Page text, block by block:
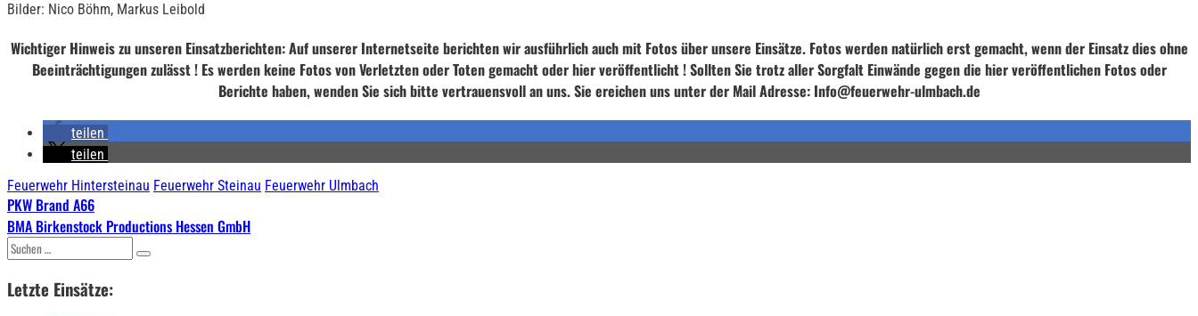
Bilder: Nico Böhm, Markus Leibold
Wichtiger Hinweis zu unseren Einsatzberichten: Auf unserer Internetseite berichten wir ausführlich auch mit Fotos über unsere Einsätze. Fotos werden natürlich erst gemacht, wenn der Einsatz dies ohne
Beeinträchtigungen zulässt ! Es werden keine Fotos von Verletzten oder Toten gemacht oder hier veröffentlicht ! Sollten Sie trotz aller Sorgfalt Einwände gegen die hier veröffentlichen Fotos oder
Berichte haben, wenden Sie sich bitte vertrauensvoll an uns. Sie ereichen uns unter der Mail Adresse: Info@feuerwehr-ulmbach.de
teilen
teilen
Feuerwehr Hintersteinau Feuerwehr Steinau Feuerwehr Ulmbach
Beitragsnavigation
PKW Brand A66
BMA Birkenstock Productions Hessen GmbH
Suchen
nach:
Letzte Einsätze: